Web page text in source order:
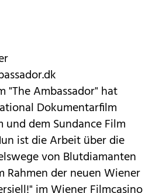
"The Ambassador" hat
Dokumentarfilm
und dem Sundance Film
ist die Arbeit über die
von Blutdiamanten
Rahmen der neuen Wiener